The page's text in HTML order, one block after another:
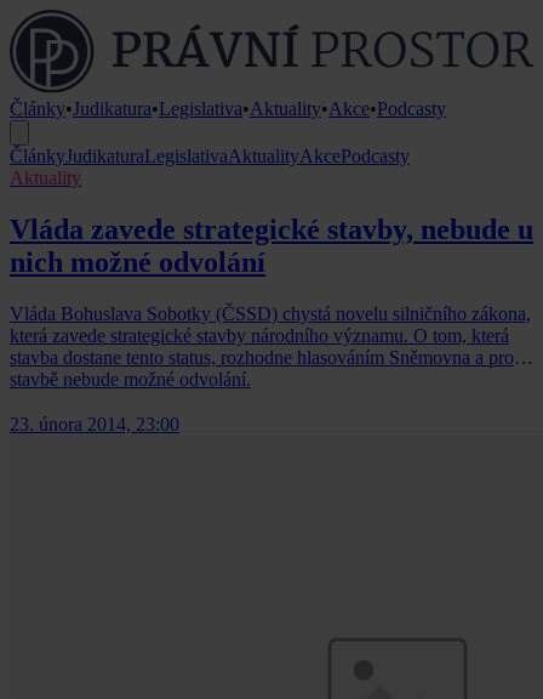
Články•Judikatura•Legislativa•Aktuality•Akce•Podcasty
ČlánkyJudikaturaLegislativaAktualityAkcePodcasty
Aktuality
Vláda zavede strategické stavby, nebude u
nich možné odvolání
Vláda Bohuslava Sobotky (ČSSD) chystá novelu silničního zákona,
která zavede strategické stavby národního významu. O tom, která
stavba dostane tento status, rozhodne hlasováním Sněmovna a proti
stavbě nebude možné odvolání.
23. února 2014, 23:00